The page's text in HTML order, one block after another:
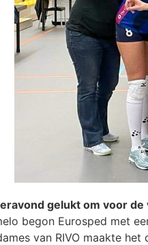
gelukt om voor
begon Eurosped met
van RIVO maakte